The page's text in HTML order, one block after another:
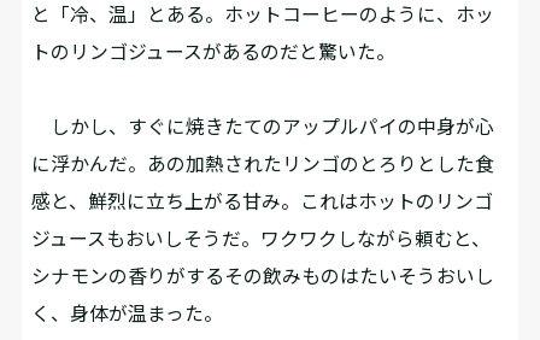
と「冷、温」とある。ホットコーヒーのように、ホッ
トのリンゴジュースがあるのだと驚いた。
しかし、すぐに焼きたてのアップルパイの中身が心
に浮かんだ。あの加熱されたリンゴのとろりとした食
感と、鮮烈に立ち上がる甘み。これはホットのリンゴ
ジュースもおいしそうだ。ワクワクしながら頼むと、
シナモンの香りがするその飲みものはたいそうおいし
く、身体が温まった。